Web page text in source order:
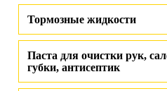
Тормозные жидкости
Паста для очистки рук,
губки, антисептик